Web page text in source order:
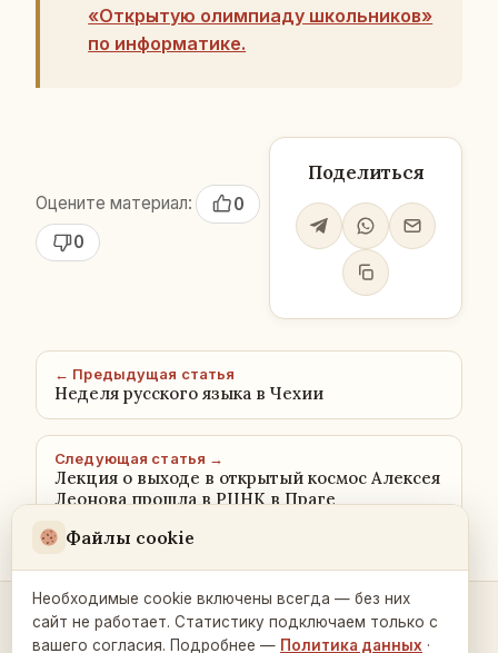
«Открытую олимпиаду школьников»
по информатике.
Оцените материал:
0
0
Поделиться
← Предыдущая статья
Неделя русского языка в Чехии
Следующая статья →
Лекция о выходе в открытый космос Алексея
Леонова прошла в РЦНК в Праге
Контакты и связь →
Файлы cookie
Необходимые cookie включены всегда — без них
сайт не работает. Статистику подключаем только с
вашего согласия. Подробнее — Политика данных ·